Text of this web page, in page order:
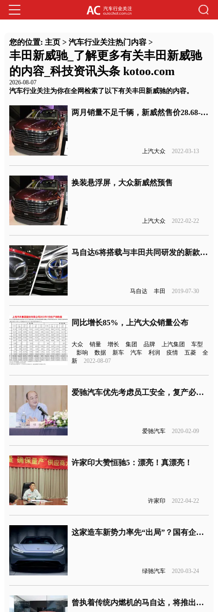
您的位置: 主页> 汽车行业关注热门内容>
丰田新威驰_了解更多有关丰田新威驰
的内容_科技资讯头条 kotoo.com
2026-08-07
汽车行业关注为你在全网检索了以下有关丰田新威驰的内容。
两月销量不足千辆，新威然售价28.68-39.98万元
上汽大众 2022-03-13
换装悬浮屏，大众新威然预售
上汽大众 2022-02-22
马自达6将搭载与丰田共同研发的新款发动机
马自达 丰田 2019-07-30
同比增长85%，上汽大众销量公布
大众 销量 增长 集团 品牌 上汽集团
车型
影响
数据 新车 汽车 利润 疫情 五菱
全
新
2022-08-07
爱驰汽车优先考虑员工安全，复产必须待疫情得到控制
爱驰汽车 2020-02-09
许家印大赞恒驰5：漂亮！真漂亮！
许家印 2022-04-22
这家造车新势力率先“出局”？国有企业控股绿驰汽车
绿驰汽车 2020-03-24
曾执着传统内燃机的马自达，将推出首款电动车型